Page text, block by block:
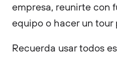
empresa, reunirte con
equipo o hacer un tour
Recuerda usar todos